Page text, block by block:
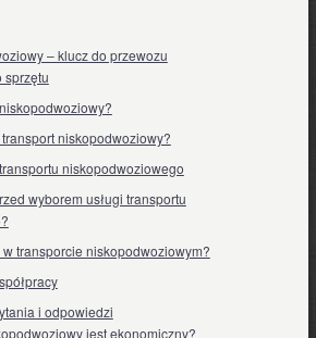
– klucz do przewozu
sprzętu
niskopodwoziowy?
niskopodwoziowego
wyborem usługi transportu
transporcie niskopodwoziowym?
i odpowiedzi
jest ekonomiczny?